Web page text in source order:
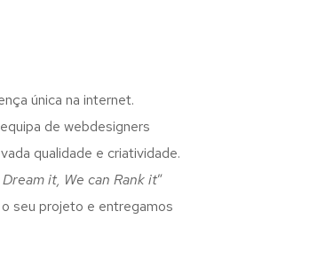
única na internet.
de webdesigners
qualidade e criatividade.
it, We can Rank it”
seu projeto e entregamos